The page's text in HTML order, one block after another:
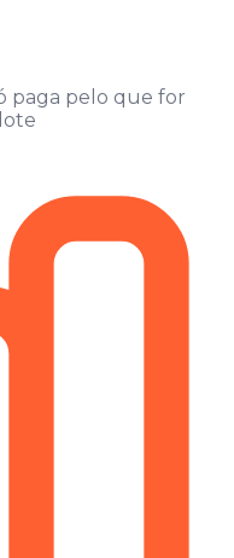
paga pelo que for